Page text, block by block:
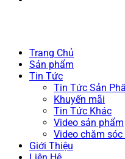
Trang Chủ
Sản phẩm
Tin Tức
Tin Tức Sản
Khuyến mãi
Tin Tức Khác
Video sản phẩm
Video chăm sóc
Giới Thiệu